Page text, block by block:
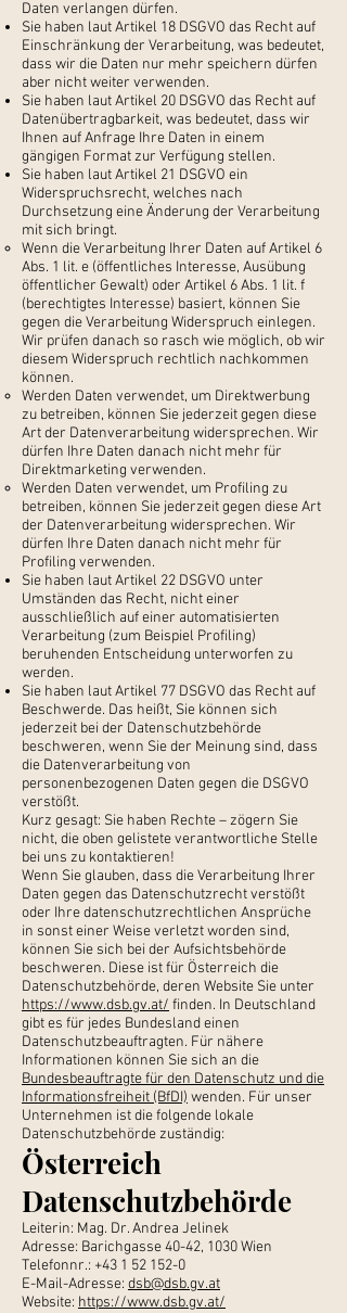
Daten verlangen dürfen.
Sie haben laut Artikel 18 DSGVO das Recht auf
Einschränkung der Verarbeitung, was bedeutet,
dass wir die Daten nur mehr speichern dürfen
aber nicht weiter verwenden.
Sie haben laut Artikel 20 DSGVO das Recht auf
Datenübertragbarkeit, was bedeutet, dass wir
Ihnen auf Anfrage Ihre Daten in einem
gängigen Format zur Verfügung stellen.
Sie haben laut Artikel 21 DSGVO ein
Widerspruchsrecht, welches nach
Durchsetzung eine Änderung der Verarbeitung
mit sich bringt.
Wenn die Verarbeitung Ihrer Daten auf Artikel 6
Abs. 1 lit. e (öffentliches Interesse, Ausübung
öffentlicher Gewalt) oder Artikel 6 Abs. 1 lit. f
(berechtigtes Interesse) basiert, können Sie
gegen die Verarbeitung Widerspruch einlegen.
Wir prüfen danach so rasch wie möglich, ob wir
diesem Widerspruch rechtlich nachkommen
können.
Werden Daten verwendet, um Direktwerbung
zu betreiben, können Sie jederzeit gegen diese
Art der Datenverarbeitung widersprechen. Wir
dürfen Ihre Daten danach nicht mehr für
Direktmarketing verwenden.
Werden Daten verwendet, um Profiling zu
betreiben, können Sie jederzeit gegen diese Art
der Datenverarbeitung widersprechen. Wir
dürfen Ihre Daten danach nicht mehr für
Profiling verwenden.
Sie haben laut Artikel 22 DSGVO unter
Umständen das Recht, nicht einer
ausschließlich auf einer automatisierten
Verarbeitung (zum Beispiel Profiling)
beruhenden Entscheidung unterworfen zu
werden.
Sie haben laut Artikel 77 DSGVO das Recht auf
Beschwerde. Das heißt, Sie können sich
jederzeit bei der Datenschutzbehörde
beschweren, wenn Sie der Meinung sind, dass
die Datenverarbeitung von
personenbezogenen Daten gegen die DSGVO
verstößt.
Kurz gesagt: Sie haben Rechte – zögern Sie
nicht, die oben gelistete verantwortliche Stelle
bei uns zu kontaktieren!
Wenn Sie glauben, dass die Verarbeitung Ihrer
Daten gegen das Datenschutzrecht verstößt
oder Ihre datenschutzrechtlichen Ansprüche
in sonst einer Weise verletzt worden sind,
können Sie sich bei der Aufsichtsbehörde
beschweren. Diese ist für Österreich die
Datenschutzbehörde, deren Website Sie unter
https://www.dsb.gv.at/ finden. In Deutschland
gibt es für jedes Bundesland einen
Datenschutzbeauftragten. Für nähere
Informationen können Sie sich an die
Bundesbeauftragte für den Datenschutz und die
Informationsfreiheit (BfDI) wenden. Für unser
Unternehmen ist die folgende lokale
Datenschutzbehörde zuständig:
Österreich
Datenschutzbehörde
Leiterin: Mag. Dr. Andrea Jelinek
Adresse: Barichgasse 40-42, 1030 Wien
Telefonnr.: +43 1 52 152-0
E-Mail-Adresse: dsb@dsb.gv.at
Website: https://www.dsb.gv.at/